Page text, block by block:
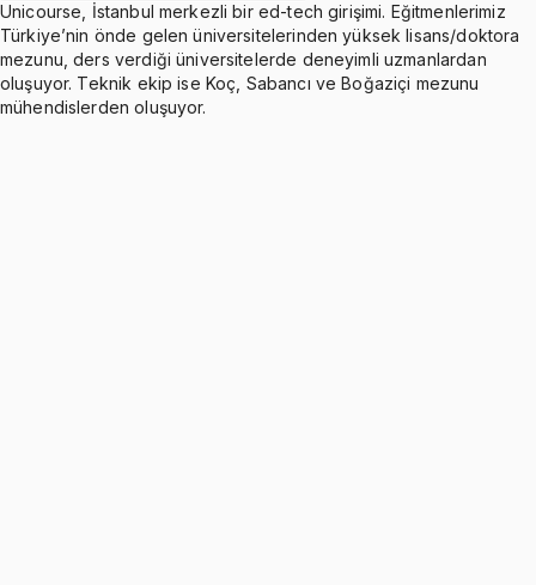
Unicourse, İstanbul merkezli bir ed-tech girişimi. Eğitmenlerimiz
Türkiye’nin önde gelen üniversitelerinden yüksek lisans/doktora
mezunu, ders verdiği üniversitelerde deneyimli uzmanlardan
oluşuyor. Teknik ekip ise Koç, Sabancı ve Boğaziçi mezunu
mühendislerden oluşuyor.